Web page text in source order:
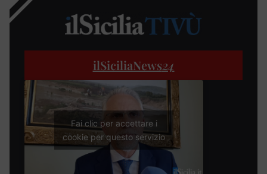
ilSiciliaNews24
Fai clic per accettare i
cookie per questo servizio